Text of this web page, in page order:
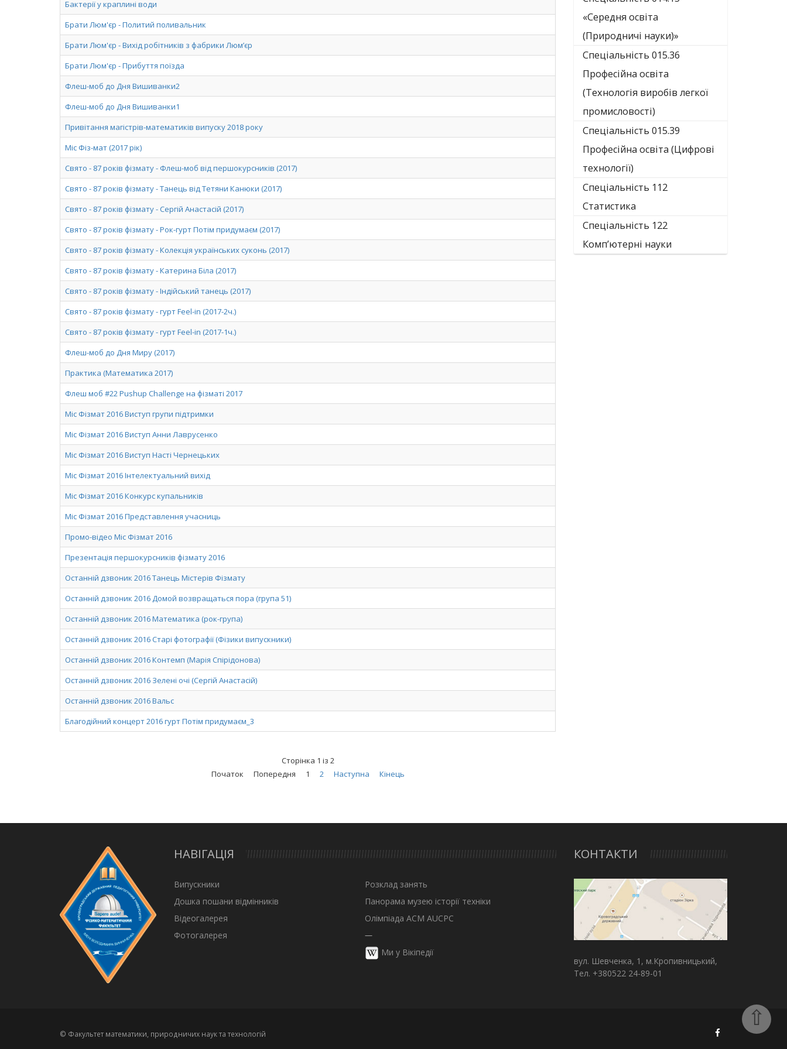
Бактерії у краплині води
Брати Люм'єр - Политий поливальник
Брати Люм'єр - Вихід робітників з фабрики Люм’єр
Брати Люм'єр - Прибуття поїзда
Флеш-моб до Дня Вишиванки2
Флеш-моб до Дня Вишиванки1
Привітання магістрів-математиків випуску 2018 року
Міс Фіз-мат (2017 рік)
Свято - 87 років фізмату - Флеш-моб від першокурсників (2017)
Свято - 87 років фізмату - Танець від Тетяни Канюки (2017)
Свято - 87 років фізмату - Сергій Анастасій (2017)
Свято - 87 років фізмату - Рок-гурт Потім придумаєм (2017)
Свято - 87 років фізмату - Колекція українських суконь (2017)
Свято - 87 років фізмату - Катерина Біла (2017)
Свято - 87 років фізмату - Індійський танець (2017)
Свято - 87 років фізмату - гурт Feel-in (2017-2ч.)
Свято - 87 років фізмату - гурт Feel-in (2017-1ч.)
Флеш-моб до Дня Миру (2017)
Практика (Математика 2017)
Флеш моб #22 Pushup Challenge на фізматі 2017
Міс Фізмат 2016 Виступ групи підтримки
Міс Фізмат 2016 Виступ Анни Лаврусенко
Міс Фізмат 2016 Виступ Насті Чернецьких
Міс Фізмат 2016 Інтелектуальний вихід
Міс Фізмат 2016 Конкурс купальників
Міс Фізмат 2016 Представлення учасниць
Промо-відео Міс Фізмат 2016
Презентація першокурсників фізмату 2016
Останній дзвоник 2016 Танець Містерів Фізмату
Останній дзвоник 2016 Домой возвращаться пора (група 51)
Останній дзвоник 2016 Математика (рок-група)
Останній дзвоник 2016 Старі фотографії (Фізики випускники)
Останній дзвоник 2016 Контемп (Марія Спірідонова)
Останній дзвоник 2016 Зелені очі (Сергій Анастасій)
Останній дзвоник 2016 Вальс
Благодійний концерт 2016 гурт Потім придумаєм_3
Сторінка 1 із 2
Початок
Попередня 1 2 Наступна Кінець
«Середня освіта
(Природничі науки)»
Спеціальність 015.36
Професійна освіта
(Технологія виробів легкої
промисловості)
Спеціальність 015.39
Професійна освіта (Цифрові
технології)
Спеціальність 112
Статистика
Спеціальність 122
Комп’ютерні науки
⇧
НАВІГАЦІЯ
Випускники
Дошка пошани відмінників
Відеогалерея
Фотогалерея
Розклад занять
Панорама музею історії техніки
Олімпіада ACM AUCPC
—
Ми у Вікіпедії
КОНТАКТИ
вул. Шевченка, 1, м.Кропивницький,
Тел. +380522 24-89-01
© Факультет математики, природничих наук та технологій